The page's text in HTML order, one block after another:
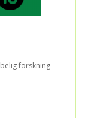
forskning